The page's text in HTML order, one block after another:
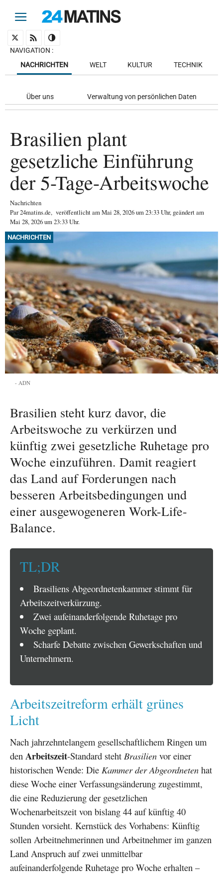
NAVIGATION :
NACHRICHTEN
WELT KULTUR TECHNIK
Über uns Verwaltung von persönlichen Daten
Brasilien plant
gesetzliche Einführung
der 5-Tage-Arbeitswoche
Nachrichten
Par24matins.de, veröffentlicht amMai 28, 2026um 23:33 Uhr, geändert am
Mai 28, 2026 um 23:33 Uhr.
NACHRICHTEN
ADN
Brasilien steht kurz davor, die
Arbeitswoche zu verkürzen und
künftig zwei gesetzliche Ruhetage pro
Woche einzuführen. Damit reagiert
das Land auf Forderungen nach
besseren Arbeitsbedingungen und
einer ausgewogeneren Work-Life-
Balance.
TL;DR
Brasiliens Abgeordnetenkammer stimmt für
Arbeitszeitverkürzung.
Zwei aufeinanderfolgende Ruhetage pro
Woche geplant.
Scharfe Debatte zwischen Gewerkschaften und
Unternehmern.
Arbeitszeitreform erhält grünes
Licht
Nach jahrzehntelangem gesellschaftlichem Ringen um
den Arbeitszeit-Standard steht Brasilien vor einer
historischen Wende: Die Kammer der Abgeordneten hat
diese Woche einer Verfassungsänderung zugestimmt,
die eine Reduzierung der gesetzlichen
Wochenarbeitszeit von bislang 44 auf künftig 40
Stunden vorsieht. Kernstück des Vorhabens: Künftig
sollen Arbeitnehmerinnen und Arbeitnehmer im ganzen
Land Anspruch auf zwei unmittelbar
aufeinanderfolgende Ruhetage pro Woche erhalten –